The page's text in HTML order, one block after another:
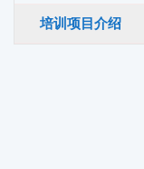
培训项目介绍